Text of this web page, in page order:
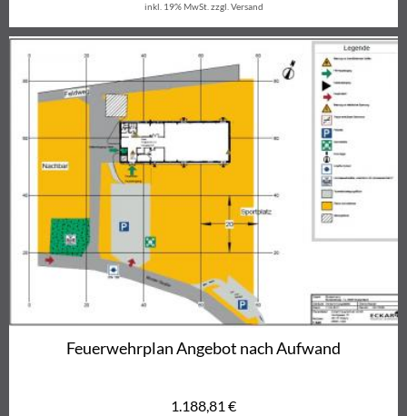
inkl. 19% MwSt. zzgl. Versand
Feuerwehrplan Angebot nach Aufwand
1.188,81 €